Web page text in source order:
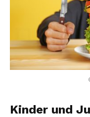
Kinder und